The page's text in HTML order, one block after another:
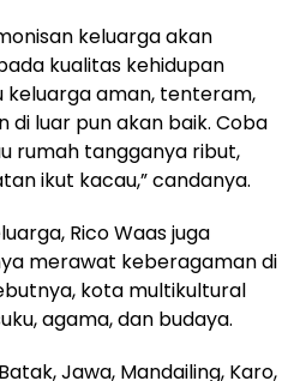
keluarga akan
kualitas kehidupan
keluarga aman, tenteram,
di luar pun akan baik. Coba
rumah tangganya ribut,
ikut kacau,” candanya.
Rico Waas juga
merawat keberagaman di
kota multikultural
agama, dan budaya.
Jawa, Mandailing, Karo,